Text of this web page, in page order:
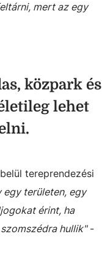
mert az egy
közpark és
lehet
tereprendezési
egy területen, egy
érint, ha
hullik"-